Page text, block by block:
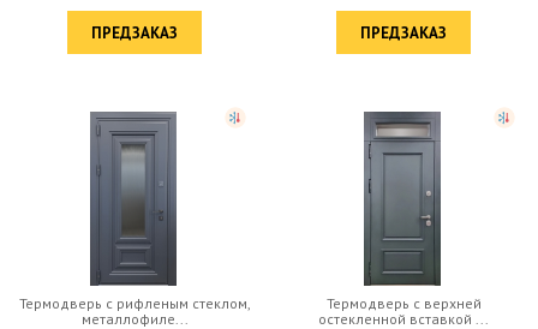
ПРЕДЗАКАЗ ПРЕДЗАКАЗ
Термодверь с рифленым стеклом,
металлофиле...
Термодверь с верхней
остекленной вставкой ...